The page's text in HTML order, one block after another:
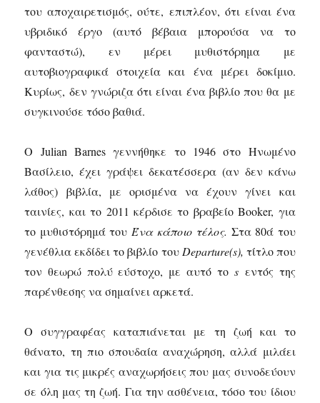
του αποχαιρετισμός, ούτε, επιπλέον, ότι είναι ένα
υβριδικό έργο (αυτό βέβαια μπορούσα να το
φανταστώ), εν μέρει μυθιστόρημα με
αυτοβιογραφικά στοιχεία και ένα μέρει δοκίμιο.
Κυρίως, δεν γνώριζα ότι είναι ένα βιβλίο που θα με
συγκινούσε τόσο βαθιά.
Ο Julian Barnes γεννήθηκε το 1946 στο Ηνωμένο
Βασίλειο, έχει γράψει δεκατέσσερα (αν δεν κάνω
λάθος) βιβλία, με ορισμένα να έχουν γίνει και
ταινίες, και το 2011 κέρδισε το βραβείο Booker, για
το μυθιστόρημά του Ένα κάποιο τέλος. Στα 80ά του
γενέθλια εκδίδει το βιβλίο του Departure(s), τίτλο που
τον θεωρώ πολύ εύστοχο, με αυτό τοs εντός της
παρένθεσης να σημαίνει αρκετά.
Ο συγγραφέας καταπιάνεται με τη ζωή και το
θάνατο, τη πιο σπουδαία αναχώρηση, αλλά μιλάει
και για τις μικρές αναχωρήσεις που μας συνοδεύουν
σε όλη μας τη ζωή. Για την ασθένεια, τόσο του ίδιου